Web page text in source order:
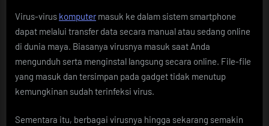
Virus-virus komputermasuk ke dalam sistem smartphone
dapat melalui transfer data secara manual atau sedang online
di dunia maya. Biasanya virusnya masuk saat Anda
mengunduh serta menginstal langsung secara online. File-file
yang masuk dan tersimpan pada gadget tidak menutup
kemungkinan sudah terinfeksi virus.
Sementara itu, berbagai virusnya hingga sekarang semakin